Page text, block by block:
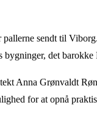
pallerne sendt til
bygninger, det
Anna Grønvaldt
for at opnå